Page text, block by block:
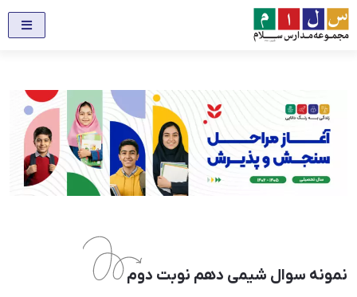
نمونه سوال شیمی دهم نوبت دوم